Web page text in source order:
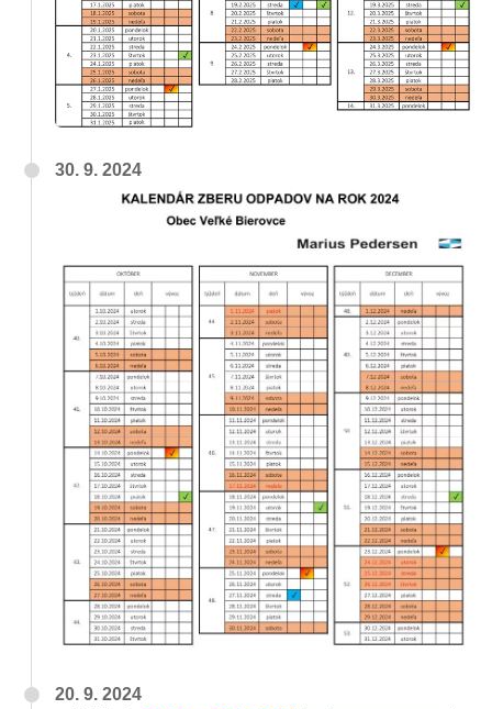
30. 9. 2024
20. 9. 2024